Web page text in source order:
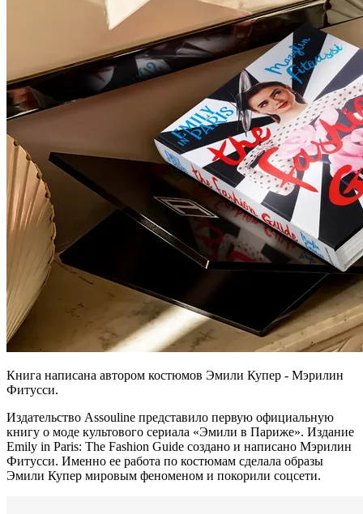
Книга написана автором костюмов Эмили Купер - Мэрилин
Фитусси.
Издательство Assouline представило первую официальную
книгу о моде культового сериала «Эмили в Париже». Издание
Emily in Paris: The Fashion Guide создано и написано Мэрилин
Фитусси. Именно ее работа по костюмам сделала образы
Эмили Купер мировым феноменом и покорили соцсети.